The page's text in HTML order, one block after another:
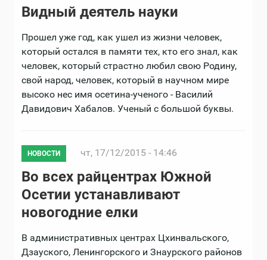
Видный деятель науки
Прошел уже год, как ушел из жизни человек,
который остался в памяти тех, кто его знал, как
человек, который страстно любил свою Родину,
свой народ, человек, который в научном мире
высоко нес имя осетина-ученого - Василий
Давидович Хабалов. Ученый с большой буквы.
НОВОСТИ чт, 17/12/2015 - 14:46
Во всех райцентрах Южной
Осетии устанавливают
новогодние елки
В административных центрах Цхинвальского,
Дзауского, Ленингорского и Знаурского районов